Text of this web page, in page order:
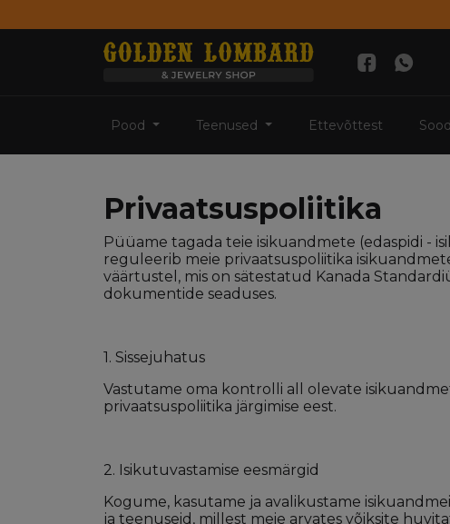
Pood Teenused Ettevõttest
Privaatsuspoliitika
Püüame tagada teie isikuandmete (edaspidi -
reguleerib meie privaatsuspoliitika
väärtustel, mis on sätestatud Kanada
dokumentide seaduses.
1. Sissejuhatus
Vastutame oma kontrolli all olevate
privaatsuspoliitika järgimise eest.
2. Isikutuvastamise eesmärgid
Kogume, kasutame ja avalikustame
ja teenuseid, millest meie arvates võiksite